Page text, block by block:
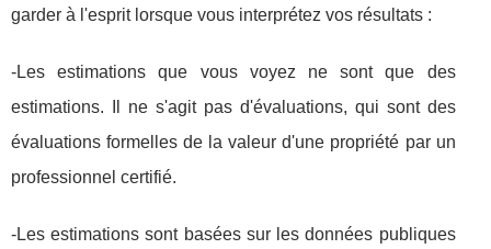
garder à l'esprit lorsque vous interprétez vos résultats :
-Les estimations que vous voyez ne sont que des
estimations. Il ne s'agit pas d'évaluations, qui sont des
évaluations formelles de la valeur d'une propriété par un
professionnel certifié.
-Les estimations sont basées sur les données publiques